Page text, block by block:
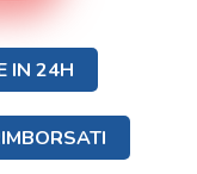
IN 24H